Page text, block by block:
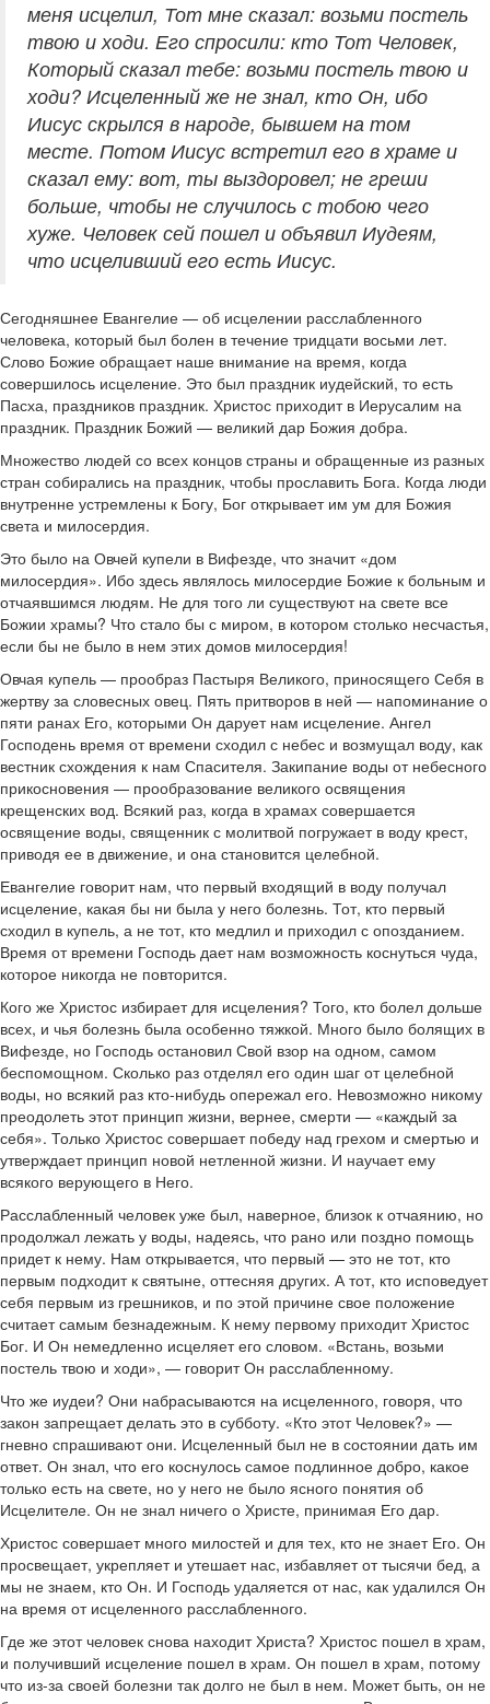
меня исцелил, Тот мне сказал: возьми постель
твою и ходи. Его спросили: кто Тот Человек,
Который сказал тебе: возьми постель твою и
ходи? Исцеленный же не знал, кто Он, ибо
Иисус скрылся в народе, бывшем на том
месте. Потом Иисус встретил его в храме и
сказал ему: вот, ты выздоровел; не греши
больше, чтобы не случилось с тобою чего
хуже. Человек сей пошел и объявил Иудеям,
что исцеливший его есть Иисус.
Сегодняшнее Евангелие — об исцелении расслабленного
человека, который был болен в течение тридцати восьми лет.
Слово Божие обращает наше внимание на время, когда
совершилось исцеление. Это был праздник иудейский, то есть
Пасха, праздников праздник. Христос приходит в Иерусалим на
праздник. Праздник Божий — великий дар Божия добра.
Множество людей со всех концов страны и обращенные из разных
стран собирались на праздник, чтобы прославить Бога. Когда люди
внутренне устремлены к Богу, Бог открывает им ум для Божия
света и милосердия.
Это было на Овчей купели в Вифезде, что значит «дом
милосердия». Ибо здесь являлось милосердие Божие к больным и
отчаявшимся людям. Не для того ли существуют на свете все
Божии храмы? Что стало бы с миром, в котором столько несчастья,
если бы не было в нем этих домов милосердия!
Овчая купель — прообраз Пастыря Великого, приносящего Себя в
жертву за словесных овец. Пять притворов в ней — напоминание о
пяти ранах Его, которыми Он дарует нам исцеление. Ангел
Господень время от времени сходил с небес и возмущал воду, как
вестник схождения к нам Спасителя. Закипание воды от небесного
прикосновения — прообразование великого освящения
крещенских вод. Всякий раз, когда в храмах совершается
освящение воды, священник с молитвой погружает в воду крест,
приводя ее в движение, и она становится целебной.
Евангелие говорит нам, что первый входящий в воду получал
исцеление, какая бы ни была у него болезнь. Тот, кто первый
сходил в купель, а не тот, кто медлил и приходил с опозданием.
Время от времени Господь дает нам возможность коснуться чуда,
которое никогда не повторится.
Кого же Христос избирает для исцеления? Того, кто болел дольше
всех, и чья болезнь была особенно тяжкой. Много было болящих в
Вифезде, но Господь остановил Свой взор на одном, самом
беспомощном. Сколько раз отделял его один шаг от целебной
воды, но всякий раз кто-нибудь опережал его. Невозможно никому
преодолеть этот принцип жизни, вернее, смерти — «каждый за
себя». Только Христос совершает победу над грехом и смертью и
утверждает принцип новой нетленной жизни. И научает ему
всякого верующего в Него.
Расслабленный человек уже был, наверное, близок к отчаянию, но
продолжал лежать у воды, надеясь, что рано или поздно помощь
придет к нему. Нам открывается, что первый — это не тот, кто
первым подходит к святыне, оттесняя других. А тот, кто исповедует
себя первым из грешников, и по этой причине свое положение
считает самым безнадежным. К нему первому приходит Христос
Бог. И Он немедленно исцеляет его словом. «Встань, возьми
постель твою и ходи», — говорит Он расслабленному.
Что же иудеи? Они набрасываются на исцеленного, говоря, что
закон запрещает делать это в субботу. «Кто этот Человек?» —
гневно спрашивают они. Исцеленный был не в состоянии дать им
ответ. Он знал, что его коснулось самое подлинное добро, какое
только есть на свете, но у него не было ясного понятия об
Исцелителе. Он не знал ничего о Христе, принимая Его дар.
Христос совершает много милостей и для тех, кто не знает Его. Он
просвещает, укрепляет и утешает нас, избавляет от тысячи бед, а
мы не знаем, кто Он. И Господь удаляется от нас, как удалился Он
на время от исцеленного расслабленного.
Где же этот человек снова находит Христа? Христос пошел в храм,
и получивший исцеление пошел в храм. Он пошел в храм, потому
что из-за своей болезни так долго не был в нем. Может быть, он не